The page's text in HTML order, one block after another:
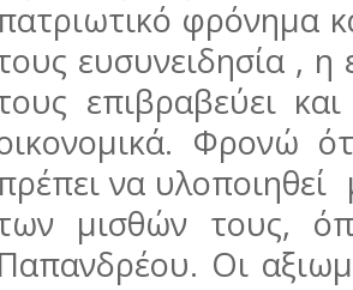
φρόνημα
ευσυνειδησία , η
επιβραβεύει
Φρονώ
να
μισθών τους,
Παπανδρέου. Οι